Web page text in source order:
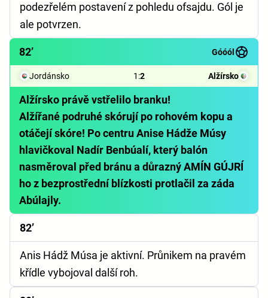
podezřelém postavení z pohledu ofsajdu. Gól je
ale potvrzen.
82’ Góóól
Jordánsko 1 :2 Alžírsko
Alžírsko právě vstřelilo branku!
Alžířané podruhé skórují po rohovém kopu a
otáčejí skóre! Po centru Anise Hádže Músy
hlavičkoval Nadír Benbúalí, který balón
nasměroval před bránu a důrazný AMÍN GÚJRÍ
ho z bezprostřední blízkosti protlačil za záda
Abúlajly.
82’
Anis Hádž Músa je aktivní. Průnikem na pravém
křídle vybojoval další roh.